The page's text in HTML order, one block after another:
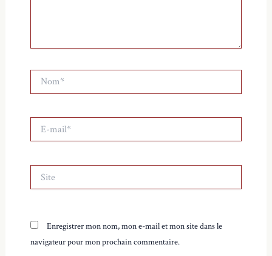
Nom*
mail*
Enregistrer mon nom, mon e-mail et mon site dans le
navigateur pour mon prochain commentaire.